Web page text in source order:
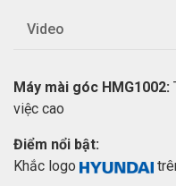
Video
Máy mài góc HMG1002:
việc cao
Điểm nổi bật:
Khắc logo